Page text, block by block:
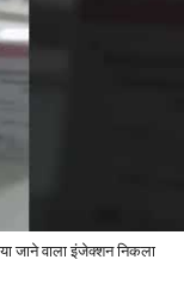
जाने वाला इंजेक्शन निकला